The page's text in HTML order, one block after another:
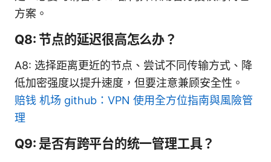
方案。
Q8: 节点的延迟很高怎么办？
A8: 选择距离更近的节点、尝试不同传输方式、降
低加密强度以提升速度，但要注意兼顾安全性。
赔钱 机场 github：VPN 使用全方位指南與風險管
理
Q9: 是否有跨平台的统一管理工具？